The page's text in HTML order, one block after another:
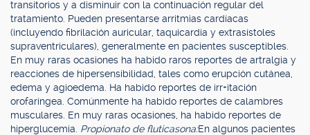
transitorios y a disminuir con la continuación regular del
tratamiento. Pueden presentarse arritmias cardíacas
(incluyendo fibrilación auricular, taquicardia y extrasístoles
supraventriculares), generalmente en pacientes susceptibles.
En muy raras ocasiones ha habido raros reportes de artralgia y
reacciones de hipersensibilidad, tales como erupción cutánea,
edema y agioedema. Ha habido reportes de irr+itación
orofaríngea. Comúnmente ha habido reportes de calambres
musculares. En muy raras ocasiones, ha habido reportes de
hiperglucemia. Propionato de fluticasona:En algunos pacientes